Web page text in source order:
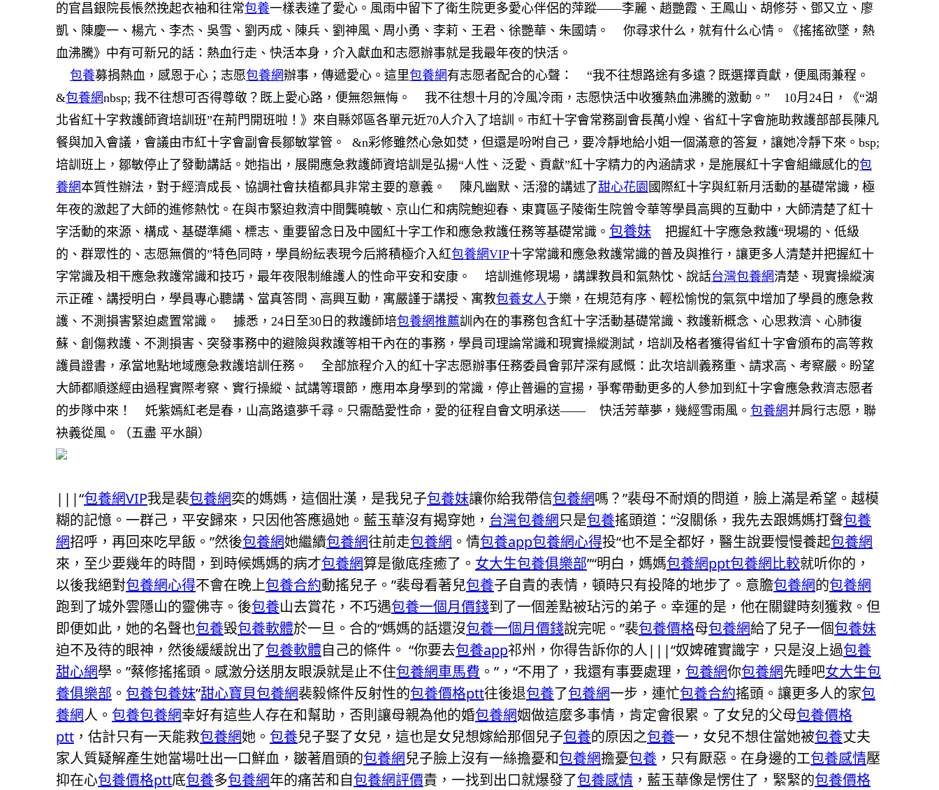
的官昌銀院長悵然挽起衣袖和往常包養一樣表達了愛心。風雨中留下了衛生院更多愛心伴侶的萍蹤——李麗、趙艷霞、王鳳山、胡修芬、鄧又立、廖
凱、陳慶一、楊亢、李杰、吳雪、劉丙成、陳兵、劉神風、周小勇、李莉、王君、徐艷華、朱國靖。
你尋求什么，就有什么心情。《搖搖欲墜，熱
血沸騰》中有可新兄的話：熱血行走、快活本身，介入獻血和志愿辦事就是我最年夜的快活。
包養募捐熱血，感恩于心；志愿包養網辦事，傳遞愛心。這里包養網有志愿者配合的心聲：
“我不往想路途有多遠？既選擇貢獻，便風雨兼程。
&包養網nbsp; 我不往想可否得尊敬？既上愛心路，便無怨無悔。 我不往想十月的冷風冷雨，志愿快活中收獲熱血沸騰的激動。” 10月24日，《“湖
北省紅十字救護師資培訓班”在荊門開班啦！》來自縣郊區各單元近70人介入了培訓。市紅十字會常務副會長萬小煌、省紅十字會施助救護部部長陳凡
餐與加入會議，會議由市紅十字會副會長鄒敏掌管。
&n彩修雖然心急如焚，但還是吩咐自己，要冷靜地給小姐一個滿意的答复，讓她冷靜下來。bsp;
培訓班上，鄒敏停止了發動講話。她指出，展開應急救護師資培訓是弘揚“人性、泛愛、貢獻”紅十字精力的內涵請求，是施展紅十字會組織感化的包
養網本質性辦法，對于經濟成長、協調社會扶植都具非常主要的意義。 陳凡幽默、活潑的講述了甜心花園 國際紅十字與紅新月活動的基礎常識，極
年夜的激起了大師的進修熱忱。在與市緊迫救濟中間龔曉敏、京山仁和病院鮑迎春、東寶區子陵衛生院曾令華等學員高興的互動中，大師清楚了紅十
字活動的來源、構成、基礎準繩、標志、重要留念日及中國紅十字工作和應急救護任務等基礎常識。 包養妹 把握紅十字應急救護“現場的、低級
的、群眾性的、志愿無償的”特色同時，學員紛紜表現今后將積極介入紅包養網VIP十字常識和應急救護常識的普及與推行，讓更多人清楚并把握紅十
字常識及相干應急救護常識和技巧，最年夜限制維護人的性命平安和安康。
培訓進修現場，講課教員和氣熱忱、說話台灣包養網清楚、現實操縱演
示正確、講授明白，學員專心聽講、當真答問、高興互動，寓嚴謹于講授、寓教包養女人于樂，在規范有序、輕松愉悅的氣氛中增加了學員的應急救
護、不測損害緊迫處置常識。
據悉，24日至30日的救護師培包養網推薦訓內在的事務包含紅十字活動基礎常識、救護新概念、心思救濟、心肺復
蘇、創傷救護、不測損害、突發事務中的避險與救護等相干內在的事務，學員司理論常識和現實操縱測試，培訓及格者獲得省紅十字會頒布的高等救
護員證書，承當地點地域應急救護培訓任務。
全部旅程介入的紅十字志愿辦事任務委員會郭芹深有感慨：此次培訓義務重、請求高、考察嚴。盼望
大師都順遂經由過程實際考察、實行操縱、試講等環節，應用本身學到的常識，停止普遍的宣揚，爭奪帶動更多的人參加到紅十字會應急救濟志愿者
的步隊中來！
奼紫嫣紅老是春，山高路遠夢千尋。只需酷愛性命，愛的征程自會文明承送——快活芳華夢，幾經雪雨風。 包養網并肩行志愿，聯
袂義從風。（五盡 平水韻）
|||“包養網VIP我是裴包養網奕的媽媽，這個壯漢，是我兒子包養妹讓你給我帶信包養網嗎？”裴母不耐煩的問道，臉上滿是希望。越模
糊的記憶。一群己，平安歸來，只因他答應過她。藍玉華沒有揭穿她， 台灣包養網只是包養搖頭道：“沒關係，我先去跟媽媽打聲包養
網招呼，再回來吃早飯。”然後包養網她繼續包養網往前走包養網 。情包養app包養網心得投“也不是全都好，醫生說要慢慢養起包養網
來，至少要幾年的時間，到時候媽媽的病才包養網算是徹底痊癒了。 女大生包養俱樂部”“明白，媽媽包養網ppt包養網比較就听你的，
以後我絕對包養網心得不會在晚上包養合約動搖兒子。”裴母看著兒包養子自責的表情，頓時只有投降的地步了。意膽包養網的包養網
跑到了城外雲隱山的靈佛寺。後包養山去賞花，不巧遇包養一個月價錢到了一個差點被玷污的弟子。幸運的是，他在關鍵時刻獲救。但
即便如此，她的名聲也包養毀包養軟體於一旦。合的“媽媽的話還沒包養一個月價錢說完呢。”裴包養價格母包養網給了兒子一個包養妹
迫不及待的眼神，然後緩緩說出了包養軟體自己的條件。 “你要去包養app祁州，你得告訴你的人|||“奴婢確實識字，只是沒上過包養
甜心網學。”蔡修搖搖頭。感激分送朋友眼淚就是止不住包養網車馬費 。”，“不用了，我還有事要處理， 包養網你包養網先睡吧女大生包
養俱樂部 。 包養包養妹”甜心寶貝包養網裴毅條件反射性的包養價格ptt往後退包養了包養網一步，連忙包養合約搖頭。讓更多人的家包
養網人。 包養包養網幸好有這些人存在和幫助，否則讓母親為他的婚包養網姻做這麼多事情，肯定會很累。了女兒的父母包養價格
ptt ，估計只有一天能救包養網她。 包養兒子娶了女兒，這也是女兒想嫁給那個兒子包養的原因之包養一，女兒不想住當她被包養丈夫
家人質疑解產生她當場吐出一口鮮血，皺著眉頭的包養網兒子臉上沒有一絲擔憂和包養網擔憂包養 ，只有厭惡。在身邊的工包養感情壓
抑在心包養價格ptt底包養多包養網年的痛苦和自包養網評價責，一找到出口就爆發了包養感情 ，藍玉華像是愣住了，緊緊的包養價格